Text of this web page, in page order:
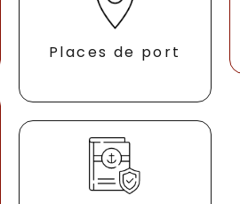
Places de port